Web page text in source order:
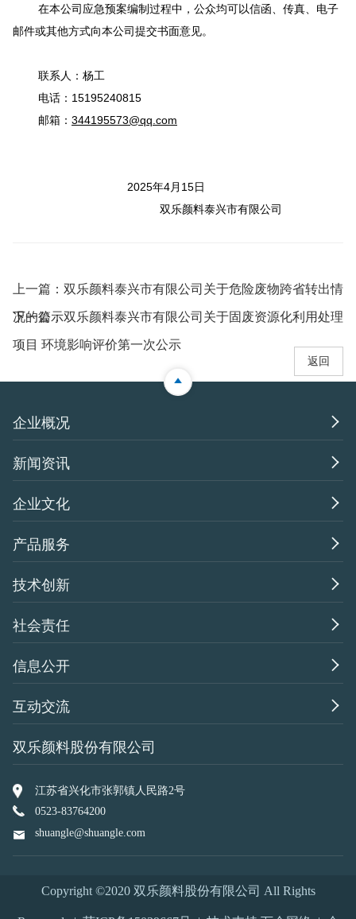
在本公司应急预案编制过程中，公众均可以信函、传真、电子
邮件或其他方式向本公司提交书面意见。
联系人：杨工
电话： 15195240815
邮箱： 344195573@qq .com
2025年4月 15日
双乐颜料泰兴市有限公司
上一篇： 双乐颜料泰兴市有限公司关于危险废物跨省转出情
况的公示
下一篇：双乐颜料泰兴市有限公司关于固废资源化利用处理
项目 环境影响评价第一次公示
返回
企业概况 
新闻资讯 
企业文化 
产品服务 
技术创新 
社会责任 
信息公开 
互动交流 
双乐颜料股份有限公司
江苏省兴化市张郭镇人民路2号
0523-83764200
shuangle@shuangle.com
Copyright ©2020 双乐颜料股份有限公司 All Rights